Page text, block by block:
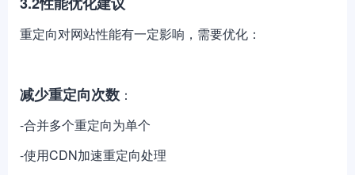
重定向对网站性能有一定影响，需要优化：
减少重定向次数 ：
-合并多个重定向为单个
-使用CDN加速重定向处理